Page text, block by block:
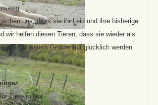
uns, dass sie ihr Leid und ihre bisherige
wir helfen diesen Tieren, dass sie wieder als
auf unserem Gnadenhof glücklich werden.
Tiere in Not